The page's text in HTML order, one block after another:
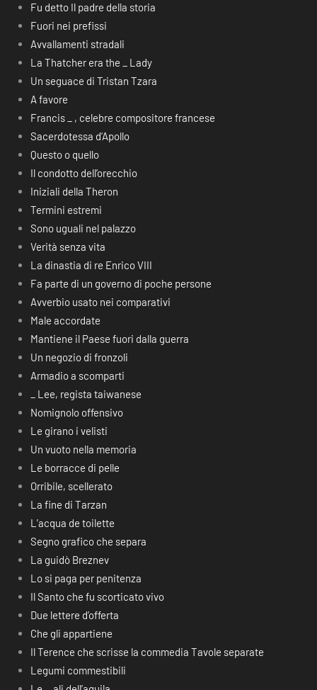
Fu detto Il padre della storia
Fuori nei prefissi
Avvallamenti stradali
La Thatcher era the _ Lady
Un seguace di Tristan Tzara
A favore
Francis _ , celebre compositore francese
Sacerdotessa d’Apollo
Questo o quello
Il condotto dell’orecchio
Iniziali della Theron
Termini estremi
Sono uguali nel palazzo
Verità senza vita
La dinastia di re Enrico VIII
Fa parte di un governo di poche persone
Avverbio usato nei comparativi
Male accordate
Mantiene il Paese fuori dalla guerra
Un negozio di fronzoli
Armadio a scomparti
_ Lee, regista taiwanese
Nomignolo offensivo
Le girano i velisti
Un vuoto nella memoria
Le borracce di pelle
Orribile, scellerato
La fine di Tarzan
L’acqua de toilette
Segno grafico che separa
La guidò Breznev
Lo si paga per penitenza
Il Santo che fu scorticato vivo
Due lettere d’offerta
Che gli appartiene
Il Terence che scrisse la commedia Tavole separate
Legumi commestibili